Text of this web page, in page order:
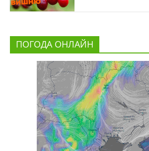
ПОГОДА ОНЛАЙН